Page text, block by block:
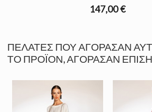
147,00 €
ΠΕΛΆΤΕΣ ΠΟΥ ΑΓΌΡΑΣΑΝ
ΤΟ ΠΡΟΪΌΝ, ΑΓΌΡΑΣΑΝ